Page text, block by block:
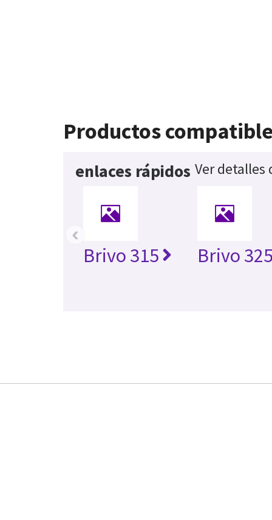
Productos
enlaces rápidos Ver
Brivo 315 Brivo
‹